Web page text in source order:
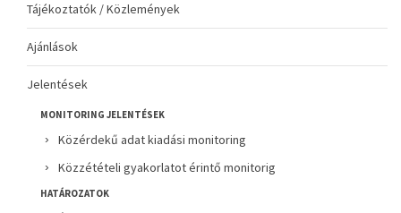
Tájékoztatók / Közlemények
Ajánlások
Jelentések
MONITORING JELENTÉSEK
Közérdekű adat kiadási monitoring
Közzétételi gyakorlatot érintő monitorig
HATÁROZATOK